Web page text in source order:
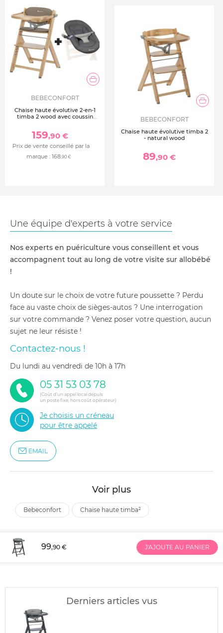
BEBECONFORT
Chaise haute évolutive 2-en-1
timba 2 wood avec coussin
159,90 €
Prix de vente conseillé par la
marque : 168,90 €
BEBECONFORT
Chaise haute évolutive timba 2
- natural wood
89,90 €
Une équipe d'experts à votre service
Nos experts en puériculture vous conseillent et vous
accompagnent tout au long de votre visite sur allobébé
!
Un doute sur le choix de votre future poussette ? Perdu
face au vaste choix de sièges-autos ? Une interrogation
sur votre commande ? Venez poser votre question, aucun
sujet ne leur résiste !
Contactez-nous !
du lundi au vendredi de 10h à 17h
05 31 53 03 78
(Coût d'un appel local depuis
un poste fixe, hors coût opérateur)
Je choisis un créneau
pour être appelé
EMAIL
Voir plus
bebeconfort chaise haute timba²
99,90 € J'AJOUTE AU PANIER
Derniers articles vus